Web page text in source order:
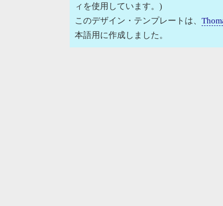
ィを使用しています。)
このデザイン・テンプレートは、
本語用に作成しました。